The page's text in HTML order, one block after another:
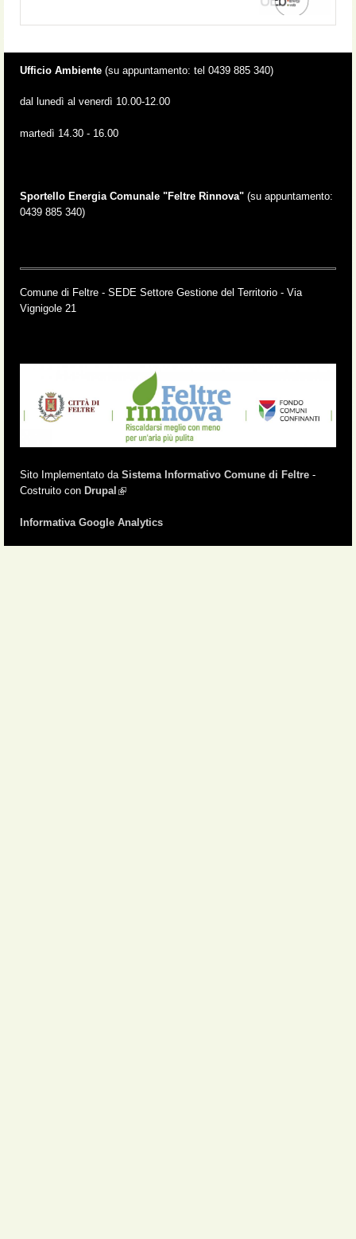
Ufficio Ambiente (su appuntamento: tel 0439 885 340)
dal lunedì al venerdì 10.00-12.00
martedì 14.30 - 16.00
Sportello Energia Comunale "Feltre Rinnova" (su appuntamento:
0439 885 340)
Comune di Feltre - SEDE Settore Gestione del Territorio - Via
Vignigole 21
Sito Implementato da Sistema Informativo Comune di Feltre -
Costruito con Drupal (link is external)
Informativa Google Analytics